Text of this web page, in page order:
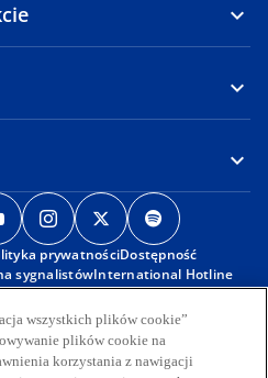
o
p
e
n
i
n
o
p
e
n
s
i
n
o
p
e
n
i
n
p
e
n
s
n
prywatnościDostępność
sygnalistówInternational Hotline
z ograniczoną
organizacji KPMG składającej
stowarzyszonych z KPMG
wszystkich plików cookie”
plików cookie na
korzystania z nawigacji